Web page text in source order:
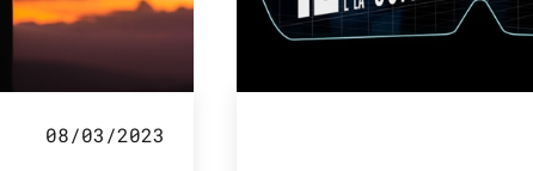
08/03/2023